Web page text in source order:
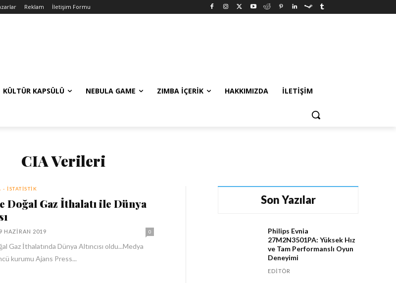
Reklam İletişim Formu
KÜLTÜR KAPSÜLÜ NEBULA GAME ZIMBA İÇERIK HAKKIMIZDA İLETIŞIM
CIA Verileri
İSTATISTIK
Doğal Gaz İthalatı ile Dünya
HAZIRAN 2019 0
Gaz İthalatında Dünya Altıncısı oldu...Medya
kurumu Ajans Press...
Son Yazılar
Philips Evnia
27M2N3501PA: Yüksek Hız
ve Tam Performanslı Oyun
Deneyimi
EDITÖR